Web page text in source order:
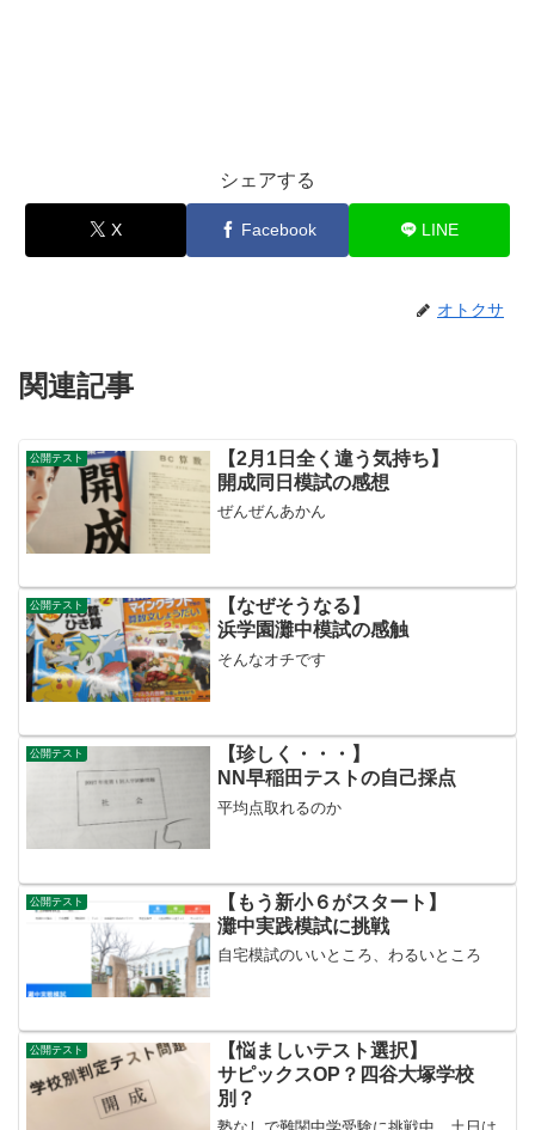
シェアする
X Facebook LINE
オトクサ
関連記事
公開テスト
【2月1日全く違う気持ち】
開成同日模試の感想
ぜんぜんあかん
公開テスト
【なぜそうなる】
浜学園灘中模試の感触
そんなオチです
公開テスト
【珍しく・・・】
NN早稲田テストの自己採点
平均点取れるのか
公開テスト
【もう新小６がスタート】
灘中実践模試に挑戦
自宅模試のいいところ、わるいところ
公開テスト
【悩ましいテスト選択】
サピックスOP？四谷大塚学校
別？